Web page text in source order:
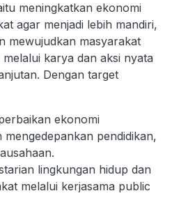
meningkatkan ekonomi
agar menjadi lebih mandiri,
mewujudkan masyarakat
karya dan aksi nyata
Dengan target
ekonomi
mengedepankan pendidikan,
lingkungan hidup dan
melalui kerjasama public